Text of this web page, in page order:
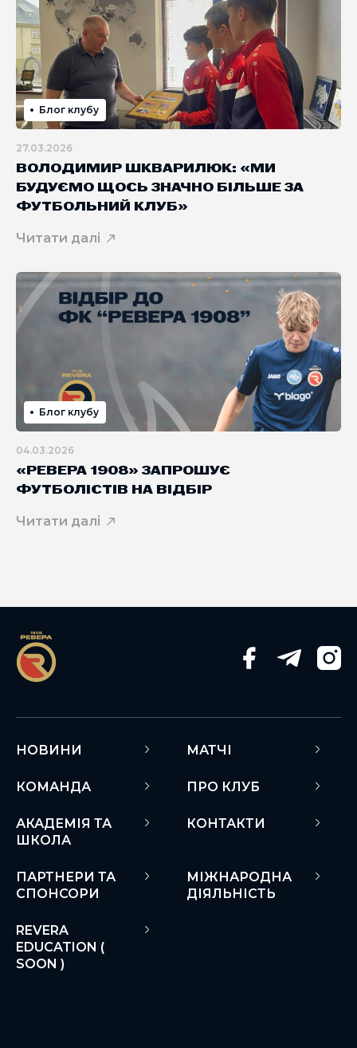
Блог клубу
27.03.2026
ВОЛОДИМИР ШКВАРИЛЮК: «МИ
БУДУЄМО ЩОСЬ ЗНАЧНО БІЛЬШЕ ЗА
ФУТБОЛЬНИЙ КЛУБ»
Читати далі
Блог клубу
04.03.2026
«РЕВЕРА 1908» ЗАПРОШУЄ
ФУТБОЛІСТІВ НА ВІДБІР
Читати далі
НОВИНИ МАТЧІ
КОМАНДА ПРО КЛУБ
АКАДЕМІЯ ТА
ШКОЛА
КОНТАКТИ
ПАРТНЕРИ ТА
СПОНСОРИ
МІЖНАРОДНА
ДІЯЛЬНІСТЬ
REVERA
EDUCATION (
SOON )